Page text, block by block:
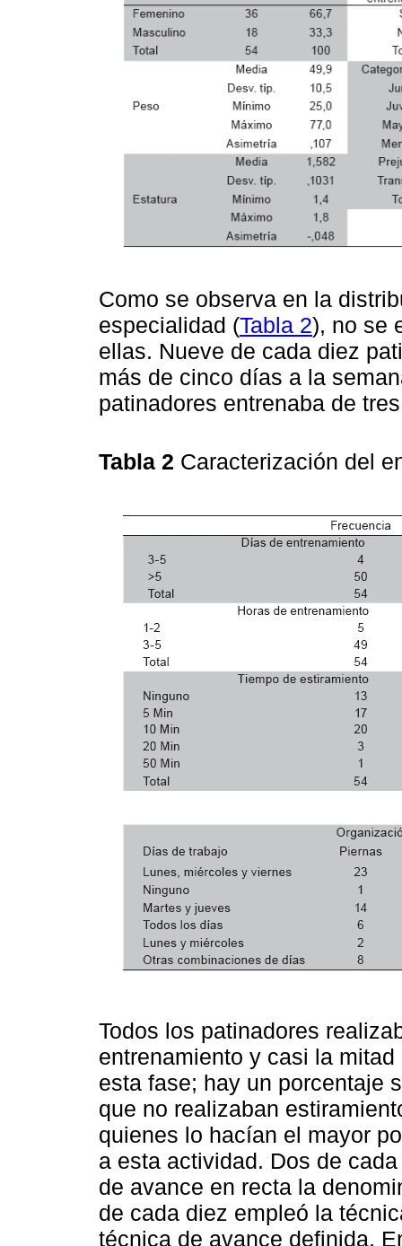
Como se observa en la
especialidad (Tabla 2), no se
ellas. Nueve de cada diez
más de cinco días a la
patinadores entrenaba de
Tabla 2 Caracterización del
Todos los patinadores
entrenamiento y casi la
esta fase; hay un porcentaje
que no realizaban
quienes lo hacían el mayor
a esta actividad. Dos de
de avance en recta la
de cada diez empleó la
técnica de avance definida.